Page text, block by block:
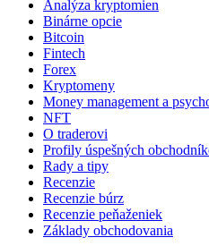
Analýza kryptomien
Binárne opcie
Bitcoin
Fintech
Forex
Kryptomeny
Money management a
NFT
O traderovi
Profily úspešných
Rady a tipy
Recenzie
Recenzie búrz
Recenzie peňaženiek
Základy obchodovania